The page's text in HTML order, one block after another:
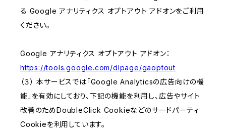
る Google アナリティクス オプトアウト アドオンをご利用
ください。
Google アナリティクス オプトアウト アドオン：
https://tools.google.com/dlpage/gaoptout
（３） 本サービスでは「Google Analyticsの広告向けの機
能」を有効にしており、下記の機能を利用し、広告やサイト
改善のためDoubleClick Cookieなどのサードパーティ
Cookieを利用しています。